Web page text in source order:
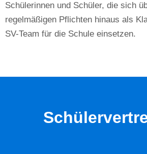
Schülerinnen und Schüler, die sich
regelmäßigen Pflichten hinaus als
SV-Team für die Schule einsetzen.